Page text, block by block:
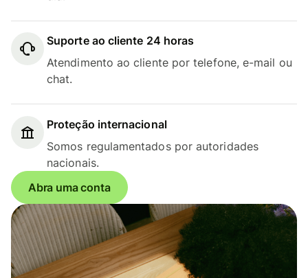
Suporte ao cliente 24 horas
Atendimento ao cliente por telefone, e-mail ou
chat.
Proteção internacional
Somos regulamentados por autoridades
nacionais.
Abra uma conta